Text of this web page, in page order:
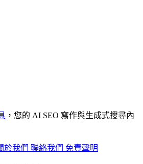
，您的 AI SEO 寫作與生成式搜尋內
於我們 聯絡我們 免責聲明